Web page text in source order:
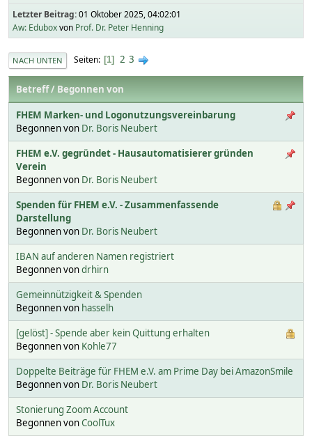
Letzter Beitrag:01 Oktober 2025, 04:02:01
Aw: Eduboxvon Prof. Dr. Peter Henning
NACH UNTEN Seiten 1 2 3
Betreff/ Begonnen von
FHEM Marken- und Logonutzungsvereinbarung
Begonnen von Dr. Boris Neubert
FHEM e.V. gegründet - Hausautomatisierer gründen
Verein
Begonnen von Dr. Boris Neubert
Spenden für FHEM e.V. - Zusammenfassende
Darstellung
Begonnen von Dr. Boris Neubert
IBAN auf anderen Namen registriert
Begonnen vondrhirn
Gemeinnützigkeit & Spenden
Begonnen von hasselh
[gelöst] - Spende aber kein Quittung erhalten
Begonnen von Kohle77
Doppelte Beiträge für FHEM e.V. am Prime Day bei AmazonSmile
Begonnen von Dr. Boris Neubert
Stonierung Zoom Account
Begonnen vonCoolTux